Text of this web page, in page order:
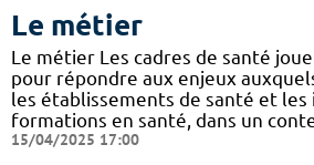
Le métier
Le métier Les cadres de santé
pour répondre aux enjeux
les établissements de santé et
formations en santé, dans un
15/04/2025 17:00